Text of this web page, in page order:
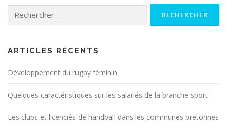
ARTICLES RÉCENTS
Développement du rugby féminin
Quelques caractéristiques sur les salariés de la branche sport
Les clubs et licenciés de handball dans les communes bretonnes